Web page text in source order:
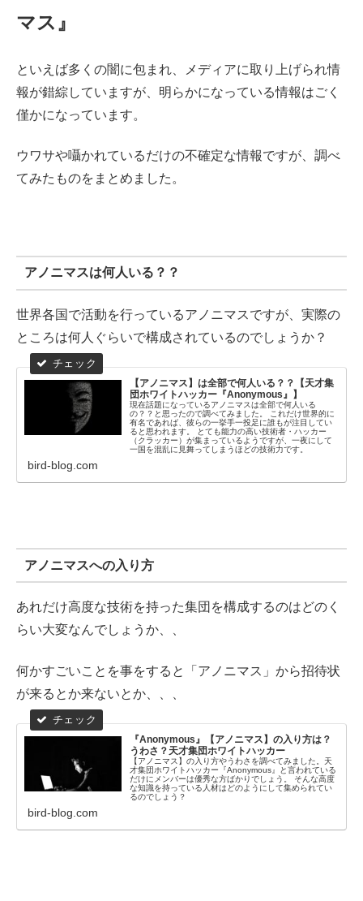
マス』
といえば多くの闇に包まれ、メディアに取り上げられ情
報が錯綜していますが、明らかになっている情報はごく
僅かになっています。
ウワサや囁かれているだけの不確定な情報ですが、調べ
てみたものをまとめました。
アノニマスは何人いる？？
世界各国で活動を行っているアノニマスですが、実際の
ところは何人ぐらいで構成されているのでしょうか？
【アノニマス】は全部で何人いる？？【天才集
団ホワイトハッカー『Anonymous』】
現在話題になっているアノニマスは全部で何人いる
の？？と思ったので調べてみました。 これだけ世界的に
有名であれば、彼らの一挙手一投足に誰もが注目してい
ると思われます。 とても能力の高い技術者・ハッカー
（クラッカー）が集まっているようですが、一夜にして
一国を混乱に見舞ってしまうほどの技術力です。
bird-blog.com
アノニマスへの入り方
あれだけ高度な技術を持った集団を構成するのはどのく
らい大変なんでしょうか、、
何かすごいことを事をすると「アノニマス」から招待状
が来るとか来ないとか、、、
『Anonymous』【アノニマス】の入り方は？
うわさ？天才集団ホワイトハッカー
【アノニマス】の入り方やうわさを調べてみました。天
才集団ホワイトハッカー『Anonymous』と言われている
だけにメンバーは優秀な方ばかりでしょう。 そんな高度
な知識を持っている人材はどのようにして集められてい
るのでしょう？
bird-blog.com